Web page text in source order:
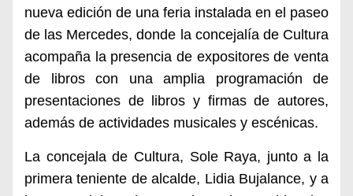
nueva edición de una feria instalada en el paseo
de las Mercedes, donde la concejalía de Cultura
acompaña la presencia de expositores de venta
de libros con una amplia programación de
presentaciones de libros y firmas de autores,
además de actividades musicales y escénicas.
La concejala de Cultura, Sole Raya, junto a la
primera teniente de alcalde, Lidia Bujalance, y a